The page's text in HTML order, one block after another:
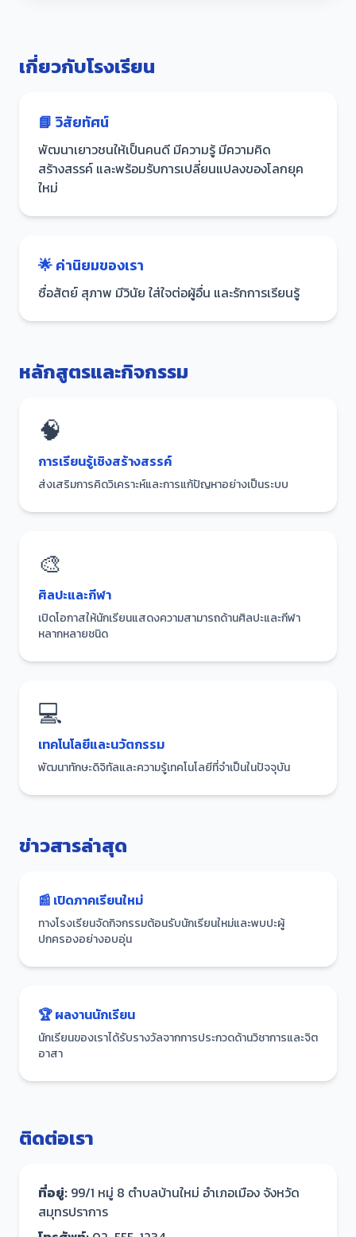
เกี่ยวกับโรงเรียน
📘 วิสัยทัศน์
พัฒนาเยาวชนให้เป็นคนดี มีความรู้ มีความคิด
สร้างสรรค์ และพร้อมรับการเปลี่ยนแปลงของโลกยุค
ใหม่
🌟 ค่านิยมของเรา
ซื่อสัตย์ สุภาพ มีวินัย ใส่ใจต่อผู้อื่น และรักการเรียนรู้
หลักสูตรและกิจกรรม
🧠
การเรียนรู้เชิงสร้างสรรค์
ส่งเสริมการคิดวิเคราะห์และการแก้ปัญหาอย่างเป็นระบบ
🎨
ศิลปะและกีฬา
เปิดโอกาสให้นักเรียนแสดงความสามารถด้านศิลปะและกีฬา
หลากหลายชนิด
💻
เทคโนโลยีและนวัตกรรม
พัฒนาทักษะดิจิทัลและความรู้เทคโนโลยีที่จำเป็นในปัจจุบัน
ข่าวสารล่าสุด
📰 เปิดภาคเรียนใหม่
ทางโรงเรียนจัดกิจกรรมต้อนรับนักเรียนใหม่และพบปะผู้
ปกครองอย่างอบอุ่น
🏆 ผลงานนักเรียน
นักเรียนของเราได้รับรางวัลจากการประกวดด้านวิชาการและจิต
อาสา
ติดต่อเรา
ที่อยู่: 99/1 หมู่ 8 ตำบลบ้านใหม่ อำเภอเมือง จังหวัด
สมุทรปราการ